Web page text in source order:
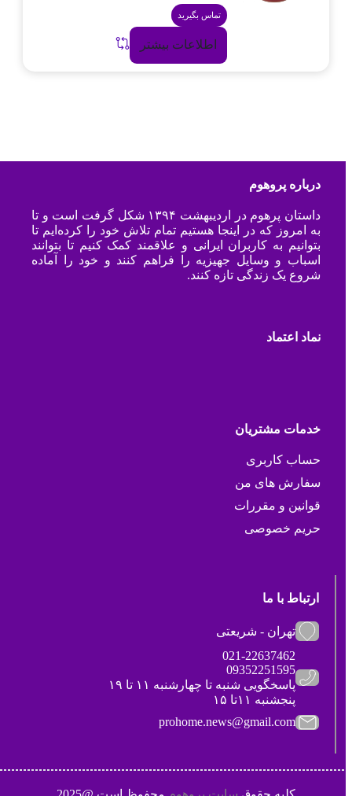
تماس بگیرید
اطلاعات بیشتر
درباره پروهوم
داستان پرهوم در اردیبهشت ۱۳۹۴ شکل گرفت است و تا
به امروز که در اینجا هستیم تمام تلاش خود را کرده‌ایم تا
بتوانیم به کاربران ایرانی و علاقمند کمک کنیم تا بتوانند
اسباب و وسایل جهیزیه را فراهم کنند و خود را آماده
شروع یک زندگی تازه کنند.
نماد اعتماد
خدمات مشتریان
حساب کاربری
سفارش های من
قوانین و مقررات
حریم خصوصی
ارتباط با ما
تهران - شریعتی
021-22637462
09352251595
پاسخگویی شنبه تا چهارشنبه ۱۱ تا ۱۹
پنجشنبه ۱۱تا ۱۵
prohome.news@gmail.com